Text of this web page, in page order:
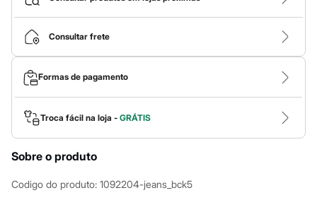
Vestidos
Acessórios
Bolsas
Bonés e Chapéus
Bijoux
Cintos
Óculos
Relógios
Calçados
Botas
Chinelos
Sandálias
Tênis
Marcas
Consultar frete
Formas de pagamento
Troca fácil na loja - GRÁTIS
Sobre o produto
Codigo do produto: 1092204-jeans_bck5